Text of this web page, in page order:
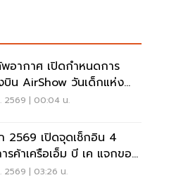
อากาศ เปิดกำหนดการ
บิน AirShow วันเด็กแห่ง
2569 | 00:04 น.
2569 เปิดจุดเช็กอิน 4
รค้าเครือเอ็ม บี เค แจกของ
ชิ้น
2569 | 03:26 น.